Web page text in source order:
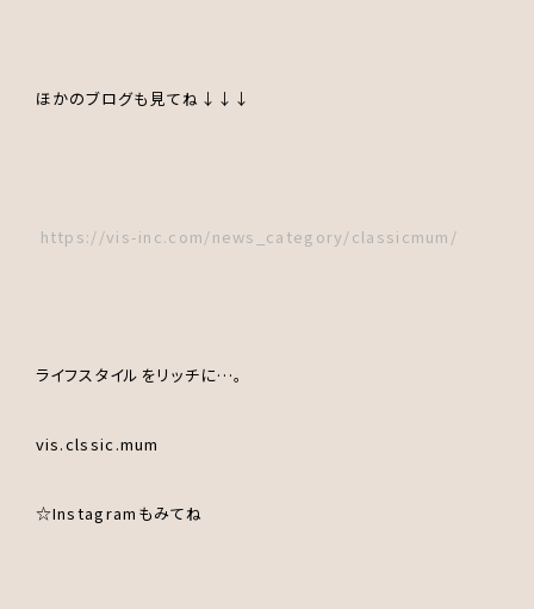
ほかのブログも見てね↓↓↓
https://vis-inc.com/news_category/classicmum/
ライフスタイルをリッチに…。
vis.clssic.mum
☆Instagramもみてね